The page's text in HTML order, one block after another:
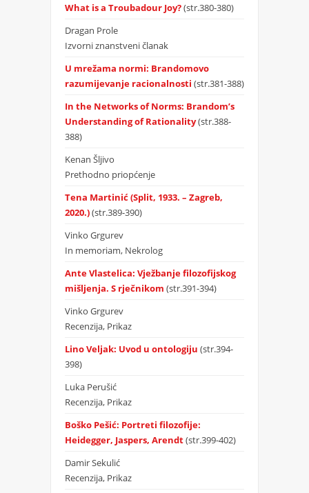
What is a Troubadour Joy?(str.380-380)
Dragan Prole
Izvorni znanstveni članak
U mrežama normi: Brandomovo
razumijevanje racionalnosti (str.381-388)
In the Networks of Norms: Brandomʼs
Understanding of Rationality(str.388-
388)
Kenan Šljivo
Prethodno priopćenje
Tena Martinić (Split, 1933. – Zagreb,
2020.)(str.389-390)
Vinko Grgurev
In memoriam, Nekrolog
Ante Vlastelica: Vježbanje filozofijskog
mišljenja. S rječnikom (str.391-394)
Vinko Grgurev
Recenzija, Prikaz
Lino Veljak: Uvod u ontologiju (str.394-
398)
Luka Perušić
Recenzija, Prikaz
Boško Pešić: Portreti filozofije:
Heidegger, Jaspers, Arendt(str.399-402)
Damir Sekulić
Recenzija, Prikaz